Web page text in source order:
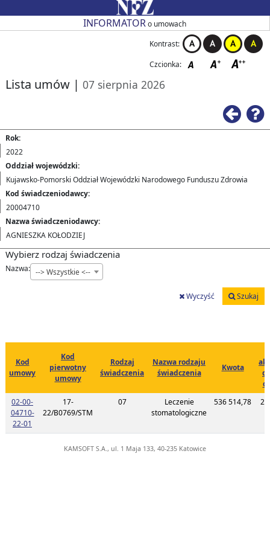
Przejdź do strony głównejINFORMATORo umowach
Kontrast:
Czcionka:
Lista umów | 07 sierpnia 2026
Rok:
2022
Oddział wojewódzki:
Kujawsko-Pomorski Oddział Wojewódzki Narodowego Funduszu Zdrowia
Kod świadczeniodawcy:
20004710
Nazwa świadczeniodawcy:
AGNIESZKA KOŁODZIEJ
Wybierz rodzaj świadczenia
Nazwa: --> Wszystkie <--
Wyczyść Szukaj
Kod
umowy
Kod
pierwotny
umowy
Rodzaj
świadczenia
Nazwa rodzaju
świadczenia
Kwota
02-00-
04710-
22-01
17-
22/B0769/STM
07
Leczenie
stomatologiczne
536 514,78
KAMSOFT S.A., ul. 1 Maja 133, 40-235 Katowice